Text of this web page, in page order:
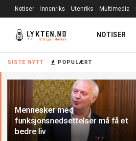
SISTE NYTT POPULÆRT
Mennesker med
funksjonsnedsettelser må få et
bedre liv
Notiser Innenriks Utenriks Multimedia
NOTISER